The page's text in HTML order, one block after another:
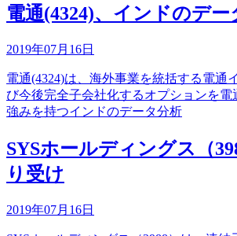
電通(4324)、インドのデ
2019年07月16日
電通(4324)は、海外事業を統括する電通
び今後完全子会社化するオプションを
強みを持つインドのデータ分析
SYSホールディングス（
り受け
2019年07月16日